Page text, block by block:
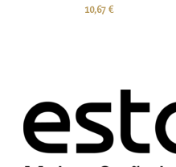
10,67 €